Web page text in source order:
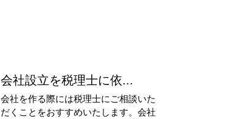
会社設立を税理士に依...
会社を作る際には税理士にご相談いた
だくことをおすすめいたします。会社